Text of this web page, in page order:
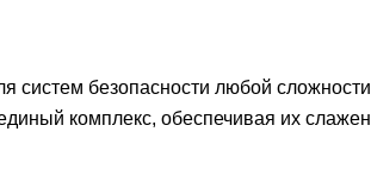
безопасности любой
комплекс, обеспечивая их